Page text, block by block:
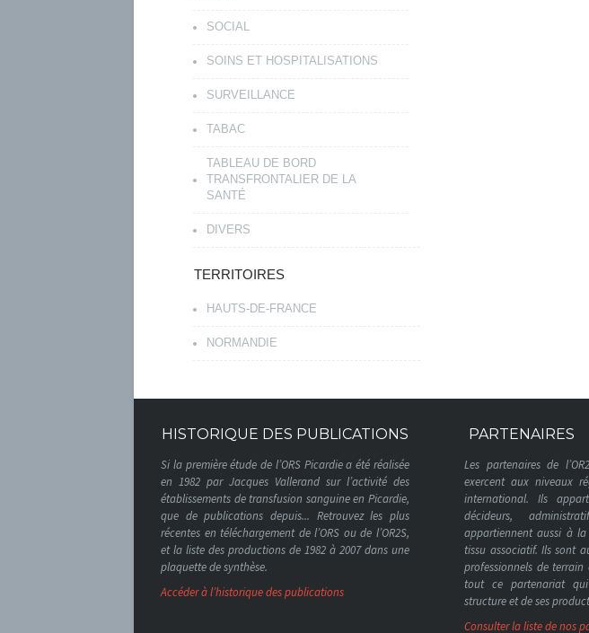
SOCIAL
SOINS ET HOSPITALISATIONS
SURVEILLANCE
TABAC
TABLEAU DE BORD
TRANSFRONTALIER DE LA
SANTÉ
DIVERS
TERRITOIRES
HAUTS-DE-FRANCE
NORMANDIE
HISTORIQUE DES PUBLICATIONS
Si la première étude de l’ORS Picardie a été réalisée
en 1982 par Jacques Vallerand sur l’activité des
établissements de transfusion sanguine en Picardie,
que de publications depuis... Retrouvez les plus
récentes en téléchargement de l’ORS ou de l’OR2S,
et la liste des productions de 1982 à 2007 dans une
plaquette de synthèse.
Accéder à l’historique des publications
PARTENAIRES
Les partenaires de
exercent aux niveaux
international. Ils
décideurs,
appartiennent aussi à
tissu associatif. Ils sont
professionnels de terrain
tout ce partenariat
structure et de ses
Consulter la liste de nos